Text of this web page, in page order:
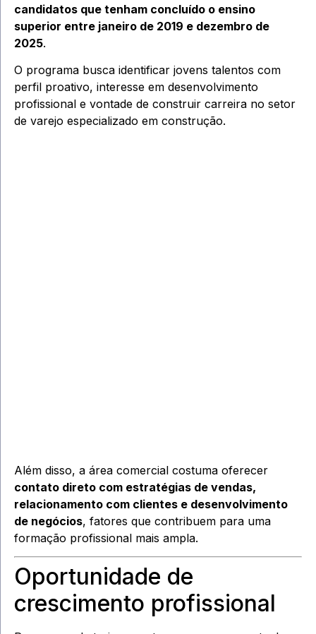
candidatos que tenham concluído o ensino
superior entre janeiro de 2019 e dezembro de
2025.
O programa busca identificar jovens talentos com
perfil proativo, interesse em desenvolvimento
profissional e vontade de construir carreira no setor
de varejo especializado em construção.
Além disso, a área comercial costuma oferecer
contato direto com estratégias de vendas,
relacionamento com clientes e desenvolvimento
de negócios, fatores que contribuem para uma
formação profissional mais ampla.
Oportunidade de
crescimento profissional